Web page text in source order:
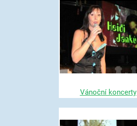
Vánoční koncerty